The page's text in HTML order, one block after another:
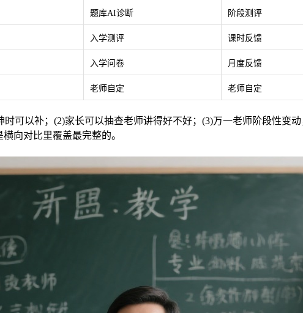
题库AI诊断 阶段测评
入学测评 课时反馈
入学问卷 月度反馈
老师自定 老师自定
可以补；(2)家长可以抽查老师讲得好不好；(3)万一老师阶段性变
横向对比里覆盖最完整的。